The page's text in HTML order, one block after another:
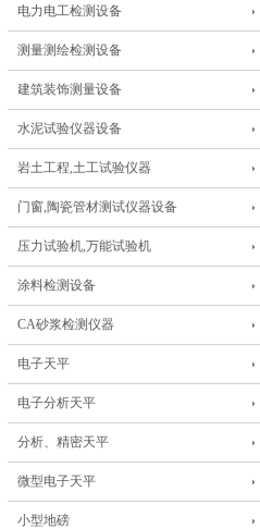
电力电工检测设备
测量测绘检测设备
建筑装饰测量设备
水泥试验仪器设备
岩土工程,土工试验仪器
门窗,陶瓷管材测试仪器设备
压力试验机,万能试验机
涂料检测设备
CA砂浆检测仪器
电子天平
电子分析天平
分析、精密天平
微型电子天平
小型地磅